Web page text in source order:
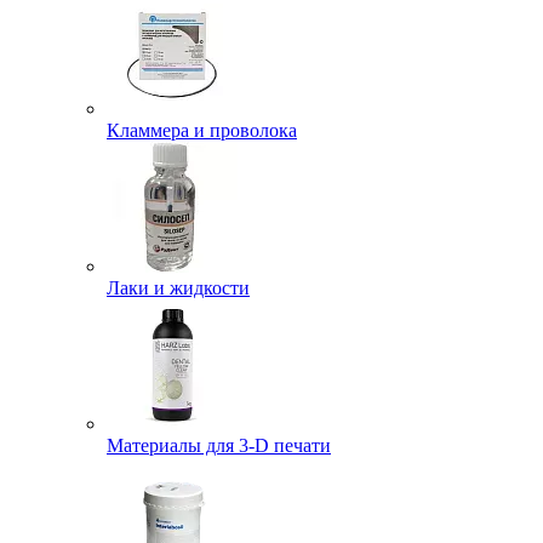
Кламмера и проволока
Лаки и жидкости
Материалы для 3-D печати